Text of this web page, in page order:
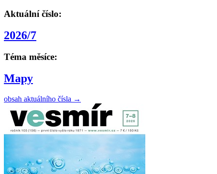
Aktuální číslo:
2026/7
Téma měsíce:
Mapy
obsah aktuálního čísla →